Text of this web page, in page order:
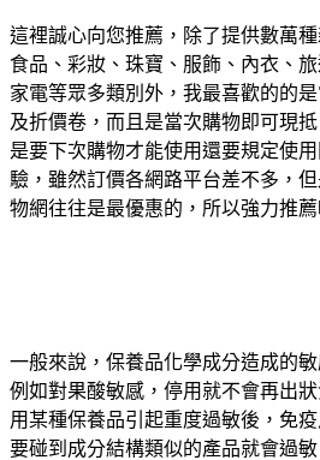
這裡誠心向您推薦，除了提供數萬
食品、彩妝、珠寶、服飾、內衣、
家電等眾多類別外，我最喜歡的的
及折價卷，而且是當次購物即可現
是要下次購物才能使用還要規定使
驗，雖然訂價各網路平台差不多，
物網往往是最優惠的，所以強力推
一般來說，保養品化學成分造成的
例如對果酸敏感，停用就不會再出
用某種保養品引起重度過敏後，免
要碰到成分結構類似的產品就會過